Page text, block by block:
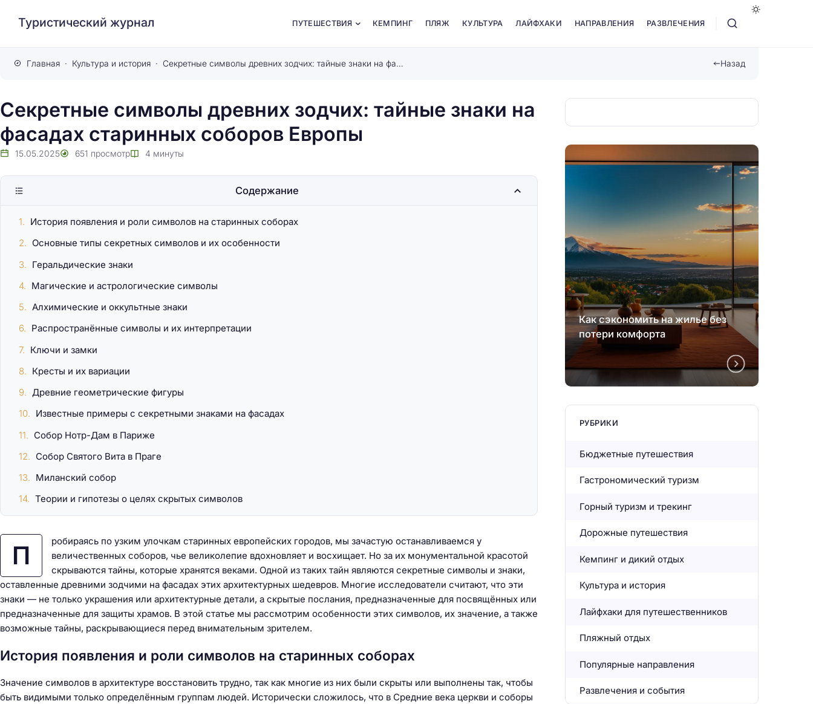
Туристический журнал ПУТЕШЕСТВИЯ КЕМПИНГ ПЛЯЖ КУЛЬТУРА ЛАЙФХАКИ НАПРАВЛЕНИЯ РАЗВЛЕЧЕНИЯ
Главная Культура и история Секретные символы древних зодчих: тайные знаки на фасадах старинных соборов Европы Назад
Секретные символы древних зодчих: тайные знаки на
фасадах старинных соборов Европы
15.05.2025 651 просмотр 4 минуты
П
робираясь по узким улочкам старинных европейских городов, мы зачастую останавливаемся у
величественных соборов, чье великолепие вдохновляет и восхищает. Но за их монументальной красотой
скрываются тайны, которые хранятся веками. Одной из таких тайн являются секретные символы и знаки,
оставленные древними зодчими на фасадах этих архитектурных шедевров. Многие исследователи считают, что эти
знаки — не только украшения или архитектурные детали, а скрытые послания, предназначенные для посвящённых или
предназначенные для защиты храмов. В этой статье мы рассмотрим особенности этих символов, их значение, а также
возможные тайны, раскрывающиеся перед внимательным зрителем.
История появления и роли символов на старинных соборах
Значение символов в архитектуре восстановить трудно, так как многие из них были скрыты или выполнены так, чтобы
быть видимыми только определённым группам людей. Исторически сложилось, что в Средние века церкви и соборы
Содержание
История появления и роли символов на старинных соборах
Основные типы секретных символов и их особенности
Геральдические знаки
Магические и астрологические символы
Алхимические и оккультные знаки
Распространённые символы и их интерпретации
Ключи и замки
Кресты и их вариации
Древние геометрические фигуры
Известные примеры с секретными знаками на фасадах
Собор Нотр-Дам в Париже
Собор Святого Вита в Праге
Миланский собор
Теории и гипотезы о целях скрытых символов
потери комфорта
Как сэкономить на жилье без
потери комфорта
РУБРИКИ
Бюджетные путешествия
Гастрономический туризм
Горный туризм и трекинг
Дорожные путешествия
Кемпинг и дикий отдых
Культура и история
Лайфхаки для путешественников
Пляжный отдых
Популярные направления
Развлечения и события